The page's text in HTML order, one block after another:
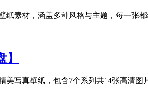
纸素材，涵盖多种风格与主题，每一张都
美写真壁纸，包含7个系列共14张高清图